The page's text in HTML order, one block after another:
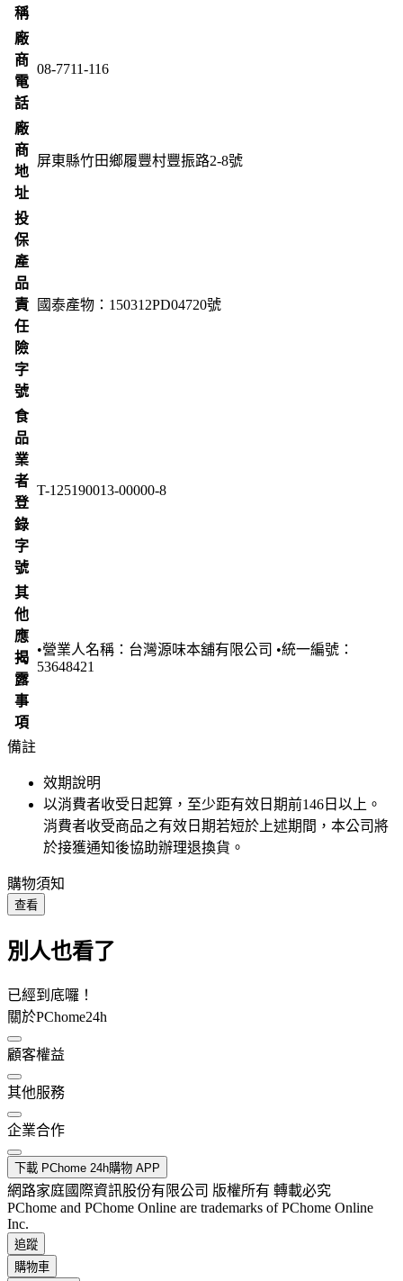
稱
廠
商
電
話
08-7711-116
廠
商
地
址
屏東縣竹田鄉履豐村豐振路2-8號
投
保
產
品
責
任
險
字
號
國泰產物：150312PD04720號
食
品
業
者
登
錄
字
號
T-125190013-00000-8
其
他
應
揭
露
事
項
•營業人名稱：台灣源味本舖有限公司 •統一編號：
53648421
備註
效期說明
以消費者收受日起算，至少距有效日期前146 日以上。
消費者收受商品之有效日期若短於上述期間，本公司將
於接獲通知後協助辦理退換貨。
購物須知
查看
別人也看了
已經到底囉！
關於PChome24h
顧客權益
其他服務
企業合作
下載 PChome 24h購物 APP
網路家庭國際資訊股份有限公司 版權所有 轉載必究
PChome and PChome Online are trademarks of PChome Online
Inc.
追蹤
購物車